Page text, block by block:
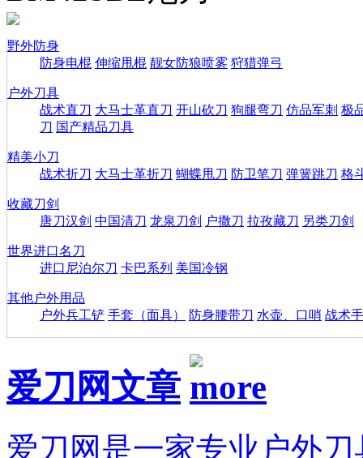
野外防身
防身电棍 伸缩甩棍 靓女防狼喷雾 狩猎弹弓
户外刀具
战术直刀 大马士革直刀 开山砍刀 狗腿弯刀 仿品军刺 极
刀 国产精品刀具
精美小刀
战术折刀 大马士革折刀 蝴蝶甩刀 防卫笔刀 弹簧跳刀 格
收藏刀剑
唐刀汉剑 中国清刀 龙泉刀剑 户撒刀 拉孜藏刀 另类刀剑
世界进口名刀
进口尼泊尔刀 卡巴系列 美国冷钢
其他户外用品
户外兵工铲 手套（面具） 防身腰带刀 水壶、口哨 战术
爱刀网文章
爱刀网是一家专业户外